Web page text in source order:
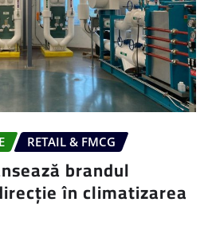
RETAIL & FMCG
brandul
în climatizarea